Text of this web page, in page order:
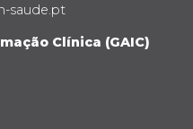
saude.pt
Clínica (GAIC)